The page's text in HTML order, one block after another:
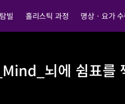
빌 홀리스틱 과정 명상ㆍ요가
뇌에 쉼표를